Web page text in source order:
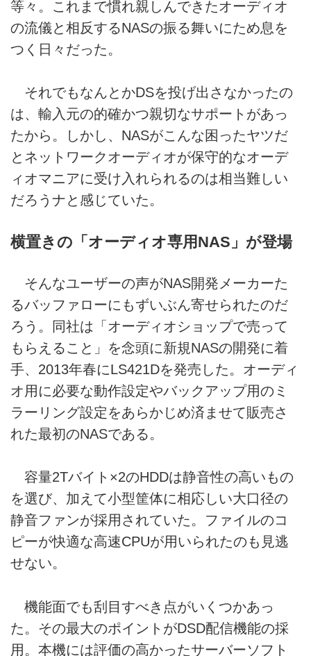
等々。これまで慣れ親しんできたオーディオ
の流儀と相反するNASの振る舞いにため息を
つく日々だった。
それでもなんとかDSを投げ出さなかったの
は、輸入元の的確かつ親切なサポートがあっ
たから。しかし、NASがこんな困ったヤツだ
とネットワークオーディオが保守的なオーデ
ィオマニアに受け入れられるのは相当難しい
だろうナと感じていた。
横置きの「オーディオ専用NAS」が登場
そんなユーザーの声がNAS開発メーカーた
るバッファローにもずいぶん寄せられたのだ
ろう。同社は「オーディオショップで売って
もらえること」を念頭に新規NASの開発に着
手、2013年春にLS421Dを発売した。オーディ
オ用に必要な動作設定やバックアップ用のミ
ラーリング設定をあらかじめ済ませて販売さ
れた最初のNASである。
容量2Tバイト×2のHDDは静音性の高いもの
を選び、加えて小型筐体に相応しい大口径の
静音ファンが採用されていた。ファイルのコ
ピーが快適な高速CPUが用いられたのも見逃
せない。
機能面でも刮目すべき点がいくつかあっ
た。その最大のポイントがDSD配信機能の採
用。本機には評価の高かったサーバーソフト